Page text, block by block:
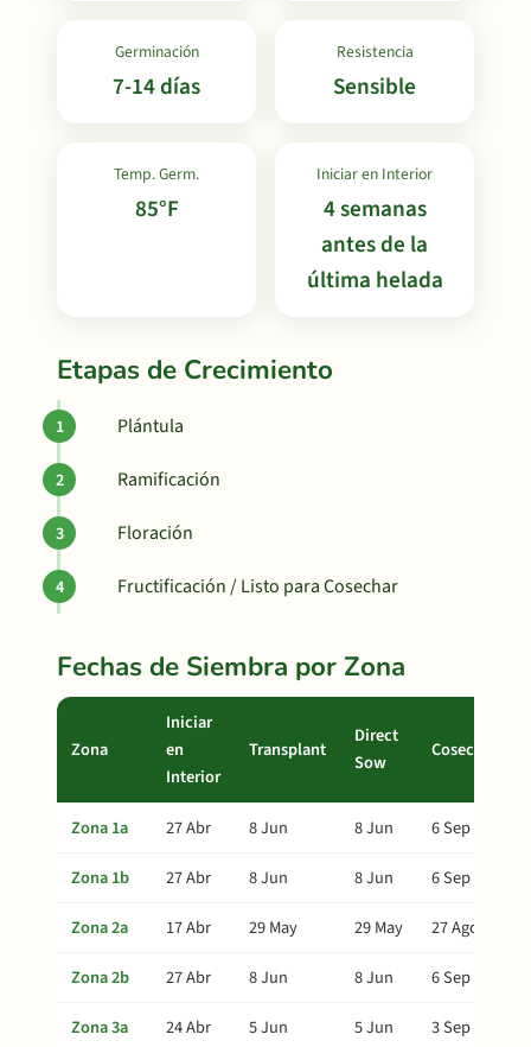
Germinación
7-14 días
Resistencia
Sensible
Temp. Germ.
85°F
Iniciar en Interior
4 semanas
antes de la
última helada
Etapas de Crecimiento
Plántula
Ramificación
Floración
Fructificación / Listo para Cosechar
Fechas de Siembra por Zona
Zona
Iniciar
en
Interior
Transplant
Direct
Sow
Cosecha
Zona 1a 27 Abr 8 Jun 8 Jun
6 Sep
Zona 1b
27 Abr 8 Jun 8 Jun
6 Sep
Zona 2a
17 Abr 29 May 29 May
27 Ago
Zona 2b
27 Abr 8 Jun 8 Jun
6 Sep
Zona 3a
24 Abr 5 Jun 5 Jun
3 Sep